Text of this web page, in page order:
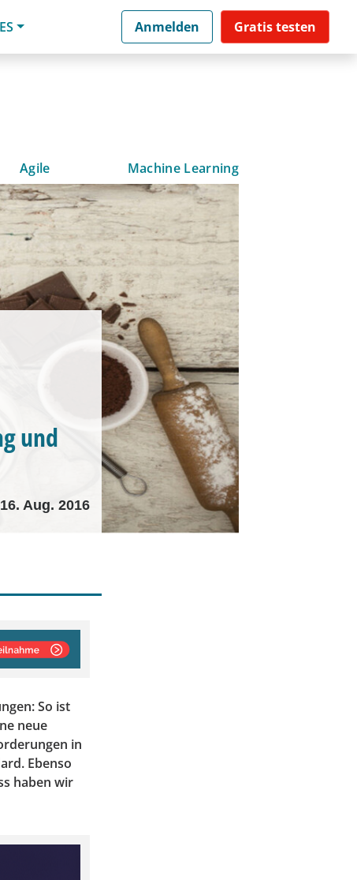
Anmelden Gratis testen
Agile Machine Learning
und
16. Aug. 2016
So ist
neue
in
Ebenso
haben wir